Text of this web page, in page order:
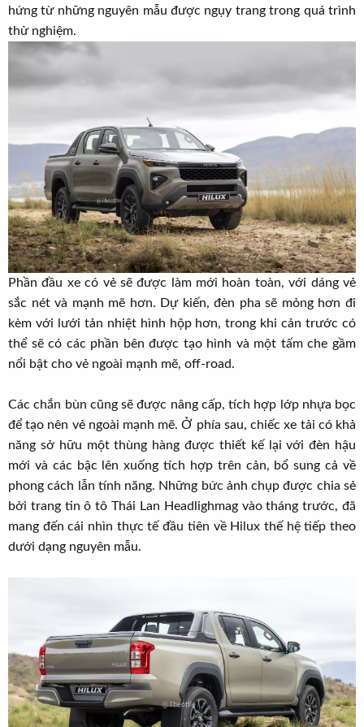
hứng từ những nguyên mẫu được ngụy trang trong quá trình
thử nghiệm.
Phần đầu xe có vẻ sẽ được làm mới hoàn toàn, với dáng vẻ
sắc nét và mạnh mẽ hơn. Dự kiến, đèn pha sẽ mỏng hơn đi
kèm với lưới tản nhiệt hình hộp hơn, trong khi cản trước có
thể sẽ có các phần bên được tạo hình và một tấm che gầm
nổi bật cho vẻ ngoài mạnh mẽ, off-road.
Các chắn bùn cũng sẽ được nâng cấp, tích hợp lớp nhựa bọc
để tạo nên vẻ ngoài mạnh mẽ. Ở phía sau, chiếc xe tải có khả
năng sở hữu một thùng hàng được thiết kế lại với đèn hậu
mới và các bậc lên xuống tích hợp trên cản, bổ sung cả về
phong cách lẫn tính năng. Những bức ảnh chụp được chia sẻ
bởi trang tin ô tô Thái Lan Headlighmag vào tháng trước, đã
mang đến cái nhìn thực tế đầu tiên về Hilux thế hệ tiếp theo
dưới dạng nguyên mẫu.